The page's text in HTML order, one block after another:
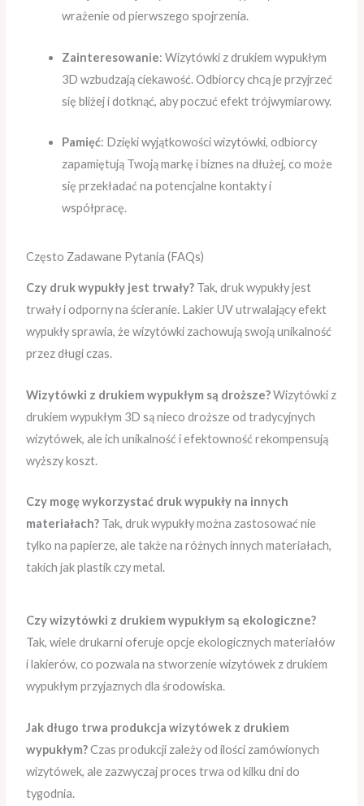
wrażenie od pierwszego spojrzenia.
Zainteresowanie: Wizytówki z drukiem wypukłym
3D wzbudzają ciekawość. Odbiorcy chcą je przyjrzeć
się bliżej i dotknąć, aby poczuć efekt trójwymiarowy.
Pamięć: Dzięki wyjątkowości wizytówki, odbiorcy
zapamiętują Twoją markę i biznes na dłużej, co może
się przekładać na potencjalne kontakty i
współpracę.
Często Zadawane Pytania (FAQs)
Czy druk wypukły jest trwały? Tak, druk wypukły jest
trwały i odporny na ścieranie. Lakier UV utrwalający efekt
wypukły sprawia, że wizytówki zachowują swoją unikalność
przez długi czas.
Wizytówki z drukiem wypukłym są droższe?Wizytówki z
drukiem wypukłym 3D są nieco droższe od tradycyjnych
wizytówek, ale ich unikalność i efektowność rekompensują
wyższy koszt.
Czy mogę wykorzystać druk wypukły na innych
materiałach? Tak, druk wypukły można zastosować nie
tylko na papierze, ale także na różnych innych materiałach,
takich jak plastik czy metal.
Czy wizytówki z drukiem wypukłym są ekologiczne?
Tak, wiele drukarni oferuje opcje ekologicznych materiałów
i lakierów, co pozwala na stworzenie wizytówek z drukiem
wypukłym przyjaznych dla środowiska.
Jak długo trwa produkcja wizytówek z drukiem
wypukłym?Czas produkcji zależy od ilości zamówionych
wizytówek, ale zazwyczaj proces trwa od kilku dni do
tygodnia.